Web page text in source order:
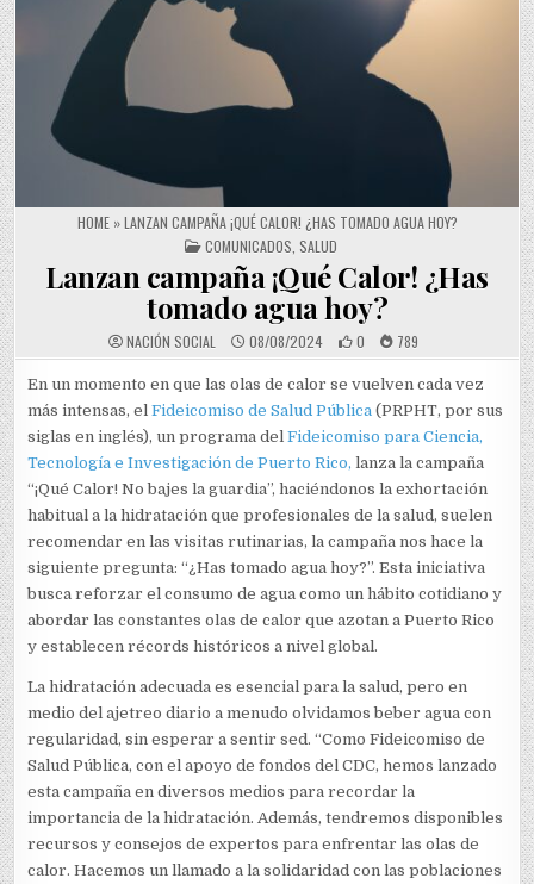
HOME»LANZAN CAMPAÑA ¡QUÉ CALOR! ¿HAS TOMADO AGUA HOY?
POSTED IN
COMUNICADOS SALUD
Lanzan campaña ¡Qué Calor! ¿Has
tomado agua hoy?
NACIÓN SOCIAL 08/08/2024 0 789
En un momento en que las olas de calor se vuelven cada vez
más intensas, elFideicomiso de Salud Pública (PRPHT, por sus
siglas en inglés), un programa delFideicomiso para Ciencia,
Tecnología e Investigación de Puerto Rico, lanza la campaña
“¡Qué Calor! No bajes la guardia”, haciéndonos la exhortación
habitual a la hidratación que profesionales de la salud, suelen
recomendar en las visitas rutinarias, la campaña nos hace la
siguiente pregunta: “¿Has tomado agua hoy?”. Esta iniciativa
busca reforzar el consumo de agua como un hábito cotidiano y
abordar las constantes olas de calor que azotan a Puerto Rico
y establecen récords históricos a nivel global.
La hidratación adecuada es esencial para la salud, pero en
medio del ajetreo diario a menudo olvidamos beber agua con
regularidad, sin esperar a sentir sed. “Como Fideicomiso de
Salud Pública, con el apoyo de fondos del CDC, hemos lanzado
esta campaña en diversos medios para recordar la
importancia de la hidratación. Además, tendremos disponibles
recursos y consejos de expertos para enfrentar las olas de
calor. Hacemos un llamado a la solidaridad con las poblaciones